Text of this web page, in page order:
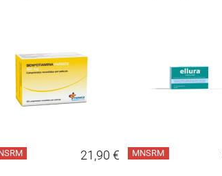
21,90 € MNSRM